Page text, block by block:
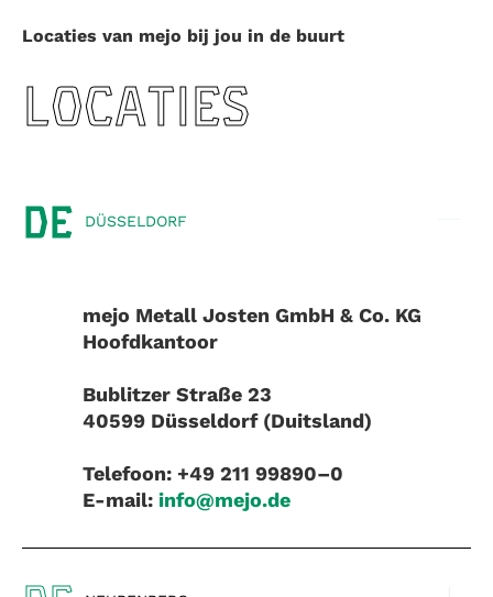
Locaties van mejo bij jou in de buurt
LOCATIES
DE DÜSSELDORF
mejo Metall Josten GmbH & Co. KG
Hoofdkantoor
Bublitzer Straße 23
40599 Düsseldorf (Duitsland)
Telefoon: +49 211 99890–0
E-mail: info@mejo.de